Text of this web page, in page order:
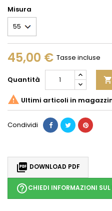
Misura
45,00 € Tasse incluse
Quantità 
 Ultimi articoli in
Condividi
 DOWNLOAD PDF
help_outlineCHIEDI INFORMAZIONI